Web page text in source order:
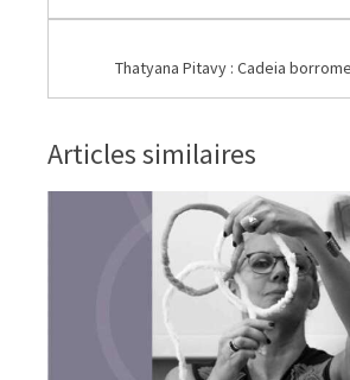
Thatyana Pitavy : Cadeia
Articles similaires